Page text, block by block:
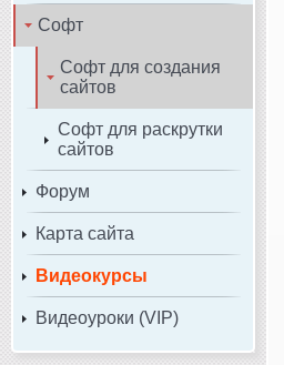
Софт
Софт для создания
сайтов
Софт для раскрутки
сайтов
Форум
Карта сайта
Видеокурсы
Видеоуроки (VIP)